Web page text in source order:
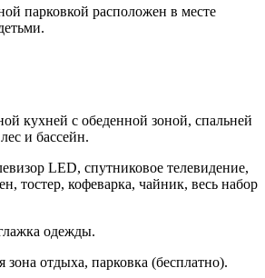
парковкой расположен в месте
кухней с обеденной зоной, спальней
и бассейн.
LED, спутниковое телевидение,
тостер, кофеварка, чайник, весь набор
одежды.
отдыха, парковка (бесплатно).